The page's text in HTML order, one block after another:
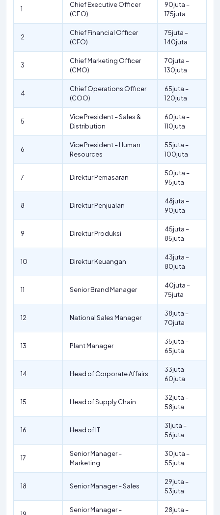
1
Chief Executive Officer
(CEO)
90juta –
175juta
2
Chief Financial Officer
(CFO)
75juta –
140juta
3
Chief Marketing Officer
(CMO)
70juta –
130juta
4
Chief Operations Officer
(COO)
65juta –
120juta
5
Vice President – Sales &
Distribution
60juta –
110juta
6
Vice President – Human
Resources
55juta –
100juta
7 Direktur Pemasaran
50juta –
95juta
8 Direktur Penjualan
48juta –
90juta
9 Direktur Produksi
45juta –
85juta
10 Direktur Keuangan
43juta –
80juta
11 Senior Brand Manager
40juta –
75juta
12 National Sales Manager
38juta –
70juta
13 Plant Manager
35juta –
65juta
14 Head of Corporate Affairs
33juta –
60juta
15 Head of Supply Chain
32juta –
58juta
16 Head of IT
31juta –
56juta
17
Senior Manager –
Marketing
30juta –
55juta
18 Senior Manager – Sales
29juta –
53juta
Senior Manager –
28juta –